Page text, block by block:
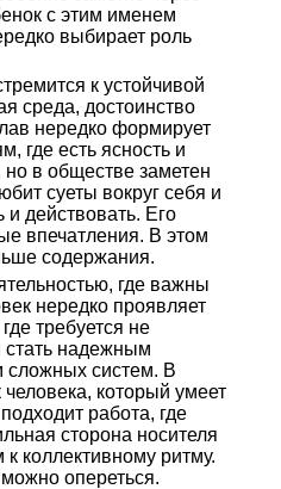
с этим именем
выбирает роль
к устойчивой
среда, достоинство
нередко формирует
где есть ясность и
в обществе заметен
суеты вокруг себя и
и действовать. Его
впечатления. В этом
содержания.
где важны
нередко проявляет
требуется не
стать надежным
сложных систем. В
который умеет
работа, где
сторона носителя
коллективному ритму.
опереться.